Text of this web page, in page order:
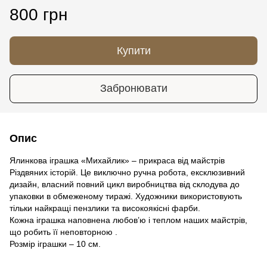
800 грн
Купити
Забронювати
Опис
Ялинкова іграшка «Михайлик» – прикраса від майстрів
Різдвяних історій. Це виключно ручна робота, ексклюзивний
дизайн, власний повний цикл виробництва від склодува до
упаковки в обмеженому тиражі. Художники використовують
тільки найкращі пензлики та високоякісні фарби.
Кожна іграшка наповнена любов’ю і теплом наших майстрів,
що робить її неповторною .
Розмір іграшки – 10 см